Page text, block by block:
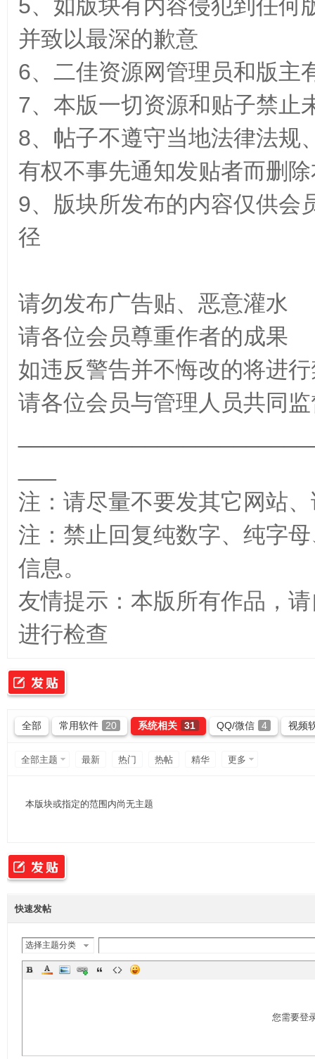
资
网
最
5、如版块有内容侵犯到任何
并致以最深的歉意
6、二佳资源网管理员和版主
7、本版一切资源和贴子禁止
8、帖子不遵守当地法律法规
有权不事先通知发贴者而删
9、版块所发布的内容仅供会
径
请勿发布广告贴、恶意灌水
请各位会员尊重作者的成果
如违反警告并不悔改的将进
请各位会员与管理人员共同
注：请尽量不要发其它网站
注：禁止回复纯数字、纯字
信息。
友情提示：本版所有作品，
进行检查
全部 常用软件 20 系统相关 31 QQ/微信 4 视频
全部主题 最新 热门 热帖 精华 更多
本版块或指定的范围内尚无主题
快速发帖
选择主题分类
您需要登